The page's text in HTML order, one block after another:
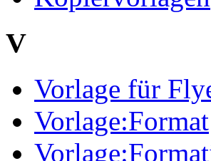
V
Vorlage für
Vorlage:Format